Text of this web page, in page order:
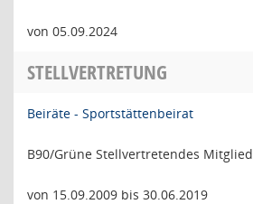
von 05.09.2024
STELLVERTRETUNG
Beiräte - Sportstättenbeirat
B90/Grüne Stellvertretendes Mitglied
von 15.09.2009 bis 30.06.2019